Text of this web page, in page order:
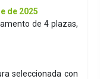
de 2025
de 4 plazas,
seleccionada con